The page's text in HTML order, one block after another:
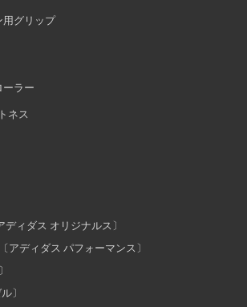
用グリップ
ーラー
ネス
ディダス オリジナルス〕
アディダス パフォーマンス〕
〕